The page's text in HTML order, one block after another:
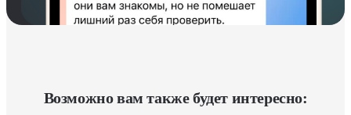
Возможно вам также будет интересно: